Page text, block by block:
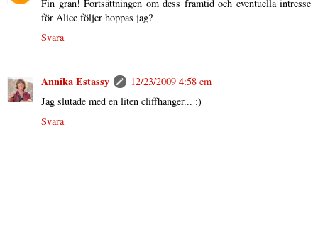
Fin gran! Fortsättningen om dess framtid och eventuella intresse
för Alice följer hoppas jag?
Svara
Annika Estassy
12/23/2009 4:58 em
Jag slutade med en liten cliffhanger... :)
Svara